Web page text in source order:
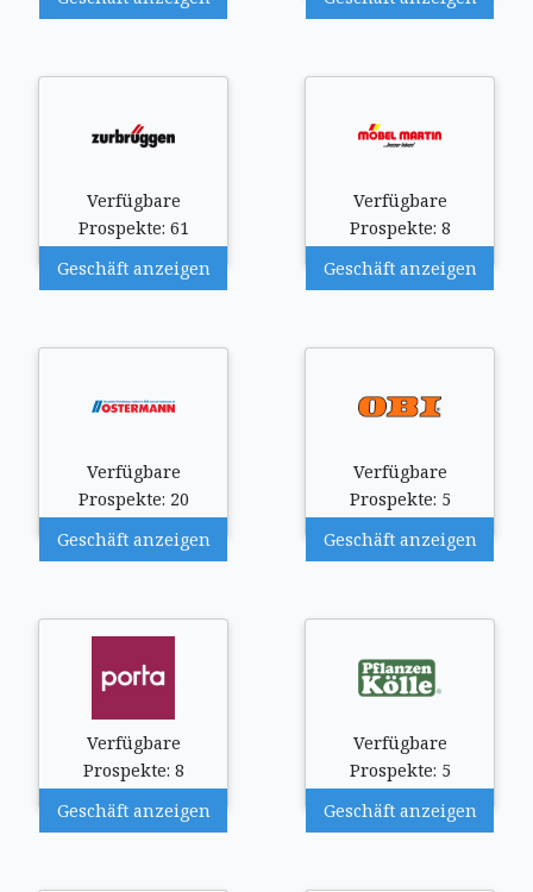
Verfügbare
Prospekte: 61
Geschäft anzeigen
Verfügbare
Prospekte: 8
Geschäft anzeigen
Verfügbare
Prospekte: 20
Geschäft anzeigen
Verfügbare
Prospekte: 5
Geschäft anzeigen
Verfügbare
Prospekte: 8
Geschäft anzeigen
Verfügbare
Prospekte: 5
Geschäft anzeigen